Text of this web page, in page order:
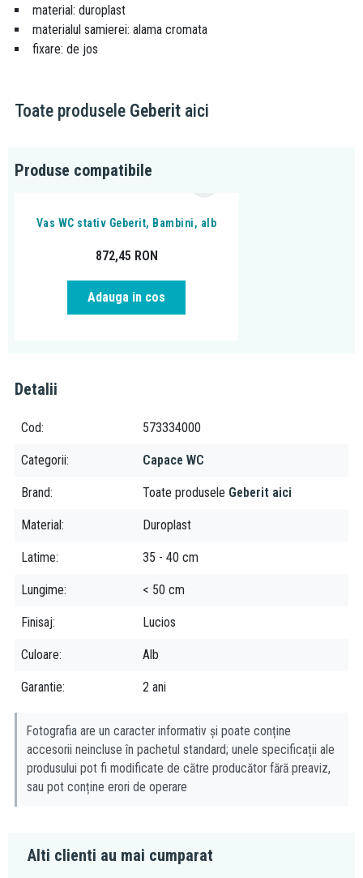
material: duroplast
materialul samierei: alama cromata
fixare: de jos
Toate produsele Geberit aici
Produse compatibile
Vas WC stativ Geberit, Bambini, alb
872,45 RON
Adauga in cos
Detalii
Cod 573334000
Categorii Capace WC
Brand Toate produsele Geberit aici
Material Duroplast
Latime 35 - 40 cm
Lungime < 50 cm
Finisaj Lucios
Culoare Alb
Garantie 2 ani
Fotografia are un caracter informativ și poate conține
accesorii neincluse în pachetul standard; unele specificații ale
produsului pot fi modificate de către producător fără preaviz,
sau pot conține erori de operare
Alti clienti au mai cumparat